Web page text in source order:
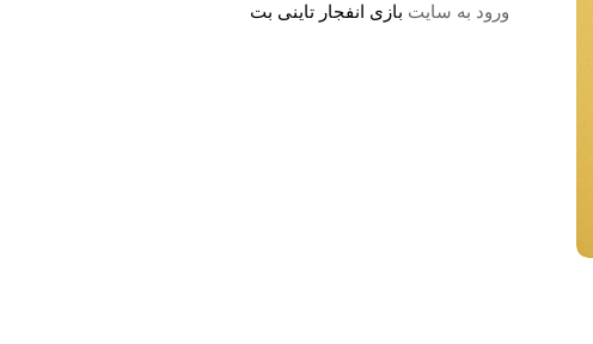
ورود به سایت بازی انفجار تاینی بت